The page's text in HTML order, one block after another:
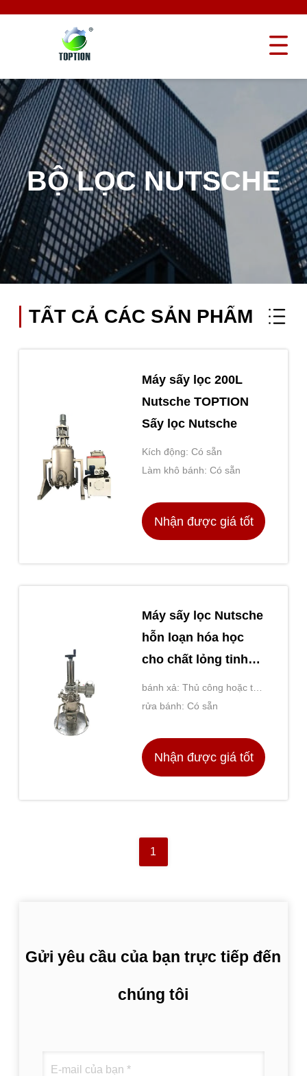
BỘ LỌC NUTSCHE
TẤT CẢ CÁC SẢN PHẨM
Máy sấy lọc 200L
Nutsche TOPTION
Sấy lọc Nutsche
Kích động: Có sẵn
Làm khô bánh: Có sẵn
Nhận được giá tốt
Máy sấy lọc Nutsche
hỗn loạn hóa học
cho chất lỏng tinh
thể hóa
bánh xả: Thủ công hoặc tự
động
rửa bánh: Có sẵn
Nhận được giá tốt
1
Gửi yêu cầu của bạn trực tiếp đến
chúng tôi